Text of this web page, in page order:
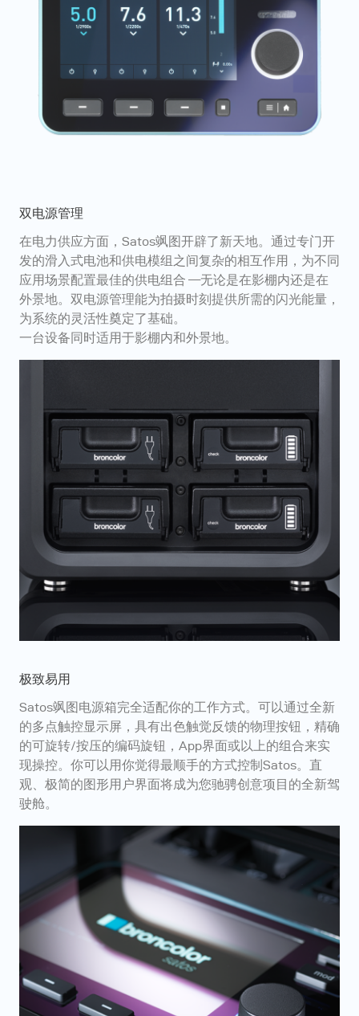
双电源管理
在电力供应方面，Satos飒图开辟了新天地。通过专门开
发的滑入式电池和供电模组之间复杂的相互作用，为不同
应用场景配置最佳的供电组合 —无论是在影棚内还是在
外景地。双电源管理能为拍摄时刻提供所需的闪光能量，
为系统的灵活性奠定了基础。
一台设备同时适用于影棚内和外景地。
极致易用
Satos飒图电源箱完全适配你的工作方式。可以通过全新
的多点触控显示屏，具有出色触觉反馈的物理按钮，精确
的可旋转/按压的编码旋钮，App界面或以上的组合来实
现操控。你可以用你觉得最顺手的方式控制Satos。直
观、极简的图形用户界面将成为您驰骋创意项目的全新驾
驶舱。